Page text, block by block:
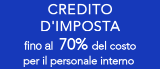
CREDITO
D'IMPOSTA
fino al 70% del costo
per il personale interno